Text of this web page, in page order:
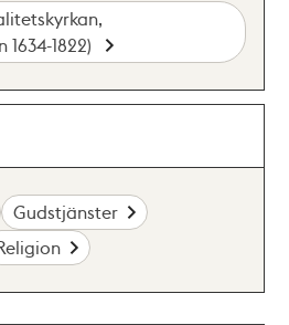
1822)
Gudstjänster